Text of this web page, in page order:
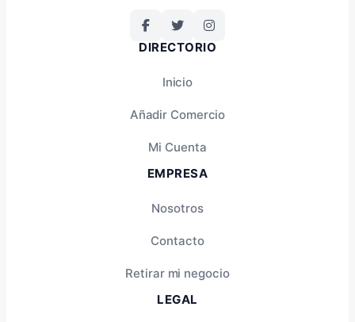
DIRECTORIO
Inicio
Añadir Comercio
Mi Cuenta
EMPRESA
Nosotros
Contacto
Retirar mi negocio
LEGAL